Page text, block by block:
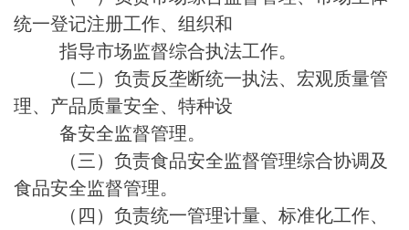
统一登记注册工作、组织和
指导市场监督综合执法工作。
（二）负责反垄断统一执法、宏观质量管
理、产品质量安全、特种设
备安全监督管理。
（三）负责食品安全监督管理综合协调及
食品安全监督管理。
（四）负责统一管理计量、标准化工作、